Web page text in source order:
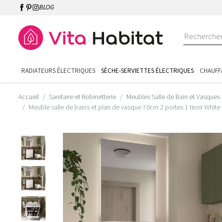
BLOG
RADIATEURS ÉLECTRIQUES SÈCHE-SERVIETTES ÉLECTRIQUES
Accueil Sanitaire et Robinetterie Meubles Salle de Bain et Vasques
Meuble salle de bains et plan de vasque 70cm 2 portes 1 tiroir White